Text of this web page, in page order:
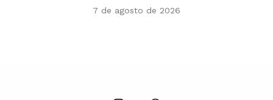
7 de agosto de 2026